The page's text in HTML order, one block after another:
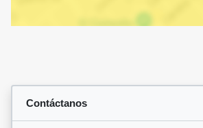
Contáctanos